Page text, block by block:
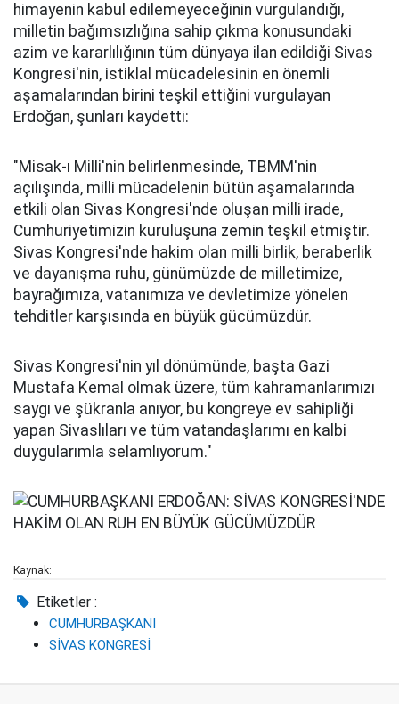
himayenin kabul edilemeyeceğinin vurgulandığı,
milletin bağımsızlığına sahip çıkma konusundaki
azim ve kararlılığının tüm dünyaya ilan edildiği Sivas
Kongresi'nin, istiklal mücadelesinin en önemli
aşamalarından birini teşkil ettiğini vurgulayan
Erdoğan, şunları kaydetti:
"Misak-ı Milli'nin belirlenmesinde, TBMM'nin
açılışında, milli mücadelenin bütün aşamalarında
etkili olan Sivas Kongresi'nde oluşan milli irade,
Cumhuriyetimizin kuruluşuna zemin teşkil etmiştir.
Sivas Kongresi'nde hakim olan milli birlik, beraberlik
ve dayanışma ruhu, günümüzde de milletimize,
bayrağımıza, vatanımıza ve devletimize yönelen
tehditler karşısında en büyük gücümüzdür.
Sivas Kongresi'nin yıl dönümünde, başta Gazi
Mustafa Kemal olmak üzere, tüm kahramanlarımızı
saygı ve şükranla anıyor, bu kongreye ev sahipliği
yapan Sivaslıları ve tüm vatandaşlarımı en kalbi
duygularımla selamlıyorum."
Kaynak:
Etiketler :
CUMHURBAŞKANI
SİVAS KONGRESİ